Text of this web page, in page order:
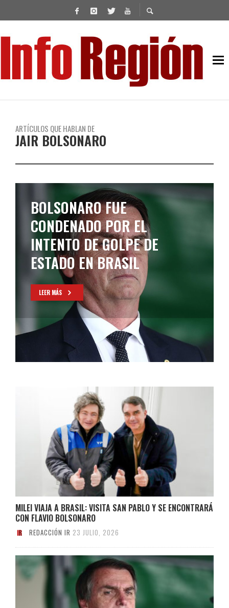
ARTÍCULOS QUE HABLAN DE
JAIR BOLSONARO
BOLSONARO LLEGÓ AL PAÍS
PARA ASISTIR A LA
ASUNCIÓN DE MILEI: LULA
NO SERÁ DE LA PARTIDA
LEER MÁS
MILEI VIAJA A BRASIL: VISITA SAN PABLO Y SE ENCONTRARÁ
CON FLAVIO BOLSONARO
REDACCIÓN IR 23 JULIO, 2026